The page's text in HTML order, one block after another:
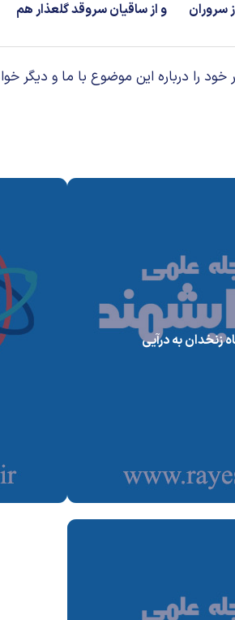
سروران و از ساقیان سروقد گلعذار هم
درباره این موضوع با ما و دیگر
زنخدان به درآیی